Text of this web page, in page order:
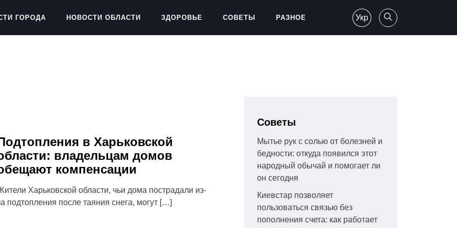
ГОРОДА НОВОСТИ ОБЛАСТИ ЗДОРОВЬЕ СОВЕТЫ РАЗНОЕ Укр
в Харьковской
владельцам домов
компенсации
Харьковской области, чьи дома пострадали из-
подтопления после таяния снега, могут […]
Советы
Мытье рук с солью от болезней и
бедности: откуда появился этот
народный обычай и помогает ли
он сегодня
Киевстар позволяет
пользоваться связью без
пополнения счета: как работает